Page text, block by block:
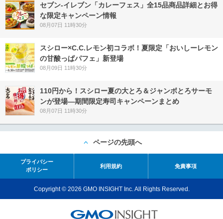
セブン‐イレブン「カレーフェス」全15品商品詳細とお得
な限定キャンペーン情報
08月07日 11時30分
スシロー×C.C.レモン初コラボ！夏限定「おいしーレモン
の甘酸っぱパフェ」新登場
08月09日 11時30分
110円から！スシロー夏の大とろ＆ジャンボとろサーモ
ンが登場―期間限定寿司キャンペーンまとめ
08月07日 11時30分
ページの先頭へ
プライバシー
ポリシー
利用規約 免責事項
Copyright © 2026 GMO INSIGHT Inc. All Rights Reserved.